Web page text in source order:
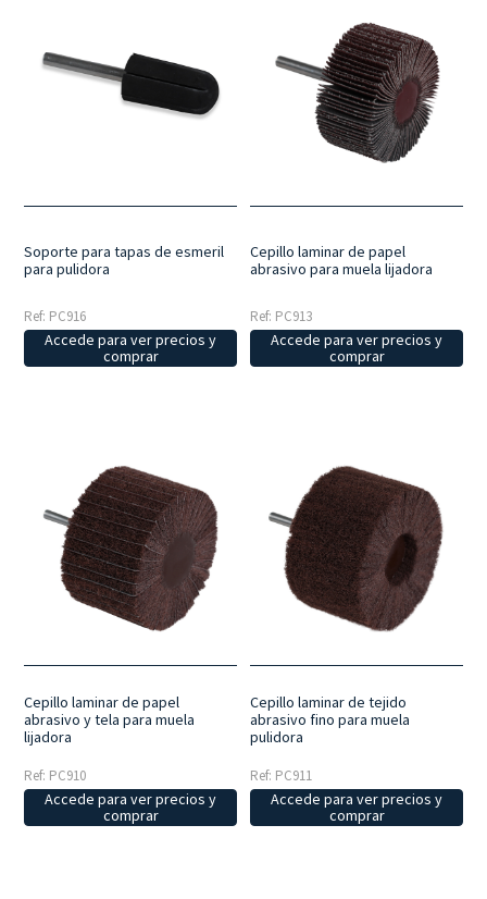
Soporte para tapas de esmeril
para pulidora
Ref: PC916
Accede para ver precios y
comprar
Cepillo laminar de papel
abrasivo para muela lijadora
Ref: PC913
Accede para ver precios y
comprar
Cepillo laminar de papel
abrasivo y tela para muela
lijadora
Ref: PC910
Accede para ver precios y
comprar
Cepillo laminar de tejido
abrasivo fino para muela
pulidora
Ref: PC911
Accede para ver precios y
comprar